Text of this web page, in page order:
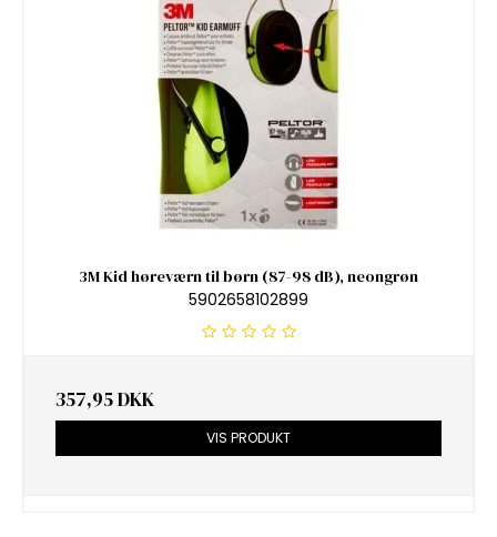
3M Kid høreværn til børn (87-98 dB), neongrøn
5902658102899
357,95 DKK
VIS PRODUKT